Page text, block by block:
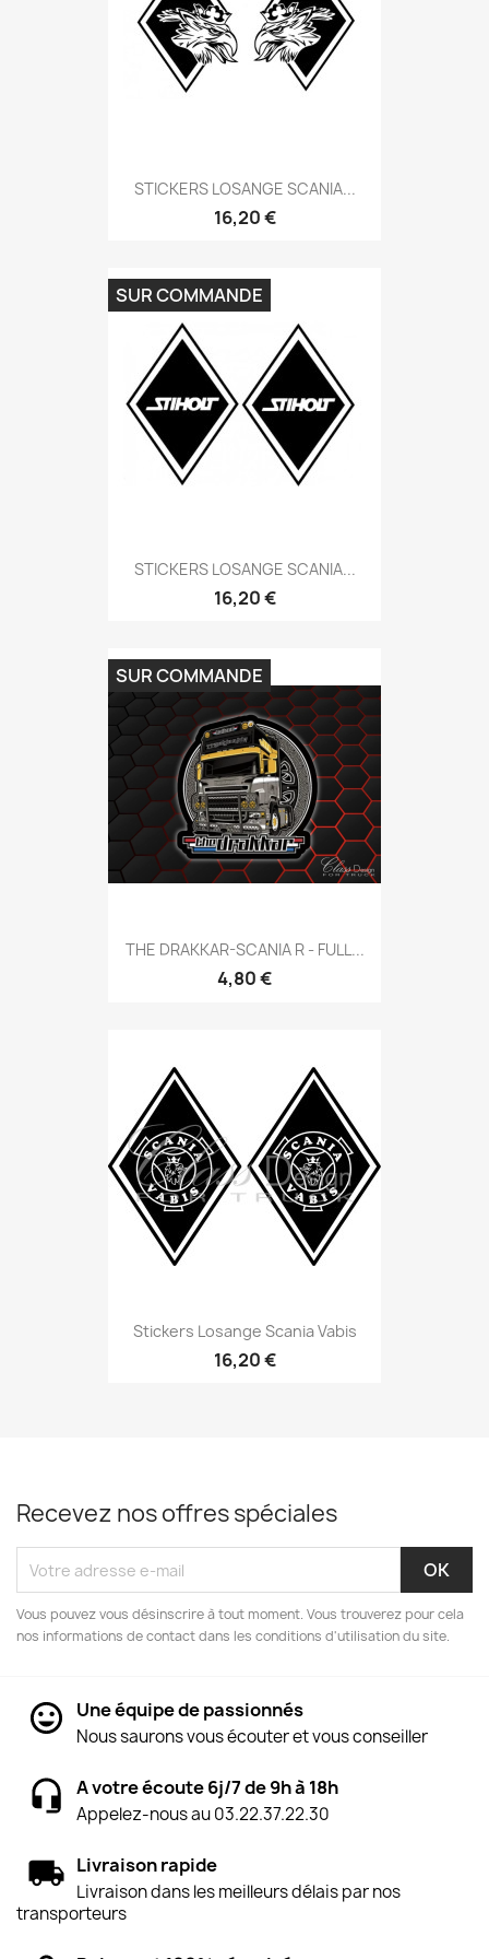
STICKERS LOSANGE SCANIA...
16,20 €
STICKERS LOSANGE SCANIA...
16,20 €
SUR COMMANDE
THE DRAKKAR-SCANIA R - FULL...
4,80 €
SUR COMMANDE
Stickers Losange Scania Vabis
16,20 €
Recevez nos offres spéciales
Vous pouvez vous désinscrire à tout moment. Vous trouverez pour cela
nos informations de contact dans les conditions d'utilisation du site.
Une équipe de passionnés
Nous saurons vous écouter et vous conseiller
A votre écoute 6j/7 de 9h à 18h
Appelez-nous au 03.22.37.22.30
Livraison rapide
Livraison dans les meilleurs délais par nos
transporteurs